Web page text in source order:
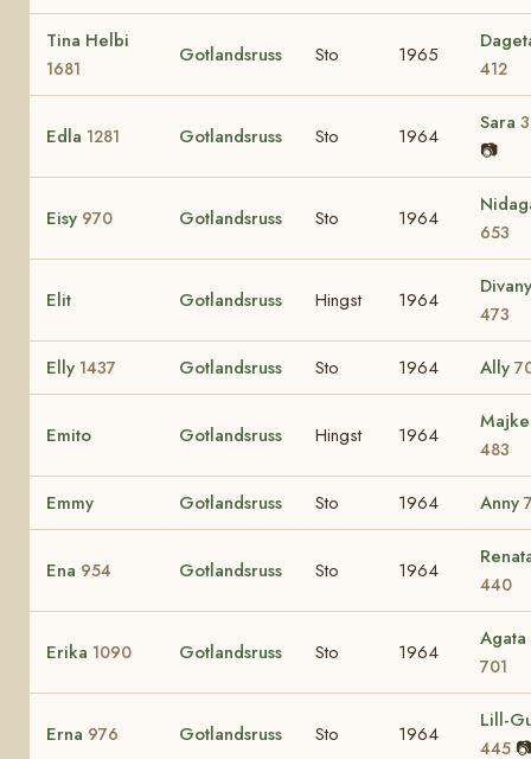
Tina Helbi
1681
Gotlandsruss Sto 1965
412
Edla 1281 Gotlandsruss Sto 1964
Sara
📷
Eisy 970 Gotlandsruss Sto 1964
653
Elit Gotlandsruss Hingst 1964
Divany
473
Elly 1437 Gotlandsruss Sto 1964 Ally
Emito Gotlandsruss Hingst 1964
483
Emmy Gotlandsruss Sto 1964 Anny
Ena 954 Gotlandsruss Sto 1964
440
Erika 1090 Gotlandsruss Sto 1964
Agata
701
Erna 976 Gotlandsruss Sto 1964
Lill-
445